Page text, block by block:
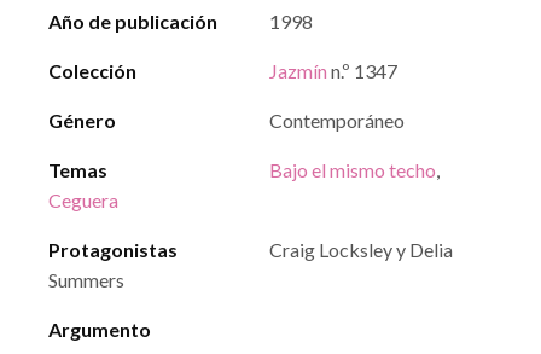
Año de publicación 1998
Colección Jazmín n.º 1347
Género Contemporáneo
Temas Bajo el mismo techo,
Ceguera
Protagonistas
Craig Locksley y Delia
Summers
Argumento